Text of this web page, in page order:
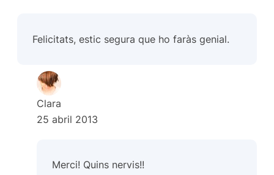
Felicitats, estic segura que ho faràs genial.
Clara
25 abril 2013
Merci! Quins nervis!!